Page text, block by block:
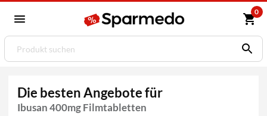
0
Die besten Angebote für
Ibusan 400mg Filmtabletten